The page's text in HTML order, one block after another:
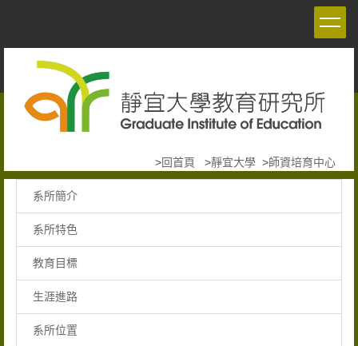
>回首頁 >靜宜大學 >師資培育中心
系所簡介
系所特色
教育目標
生涯進路
系所位置